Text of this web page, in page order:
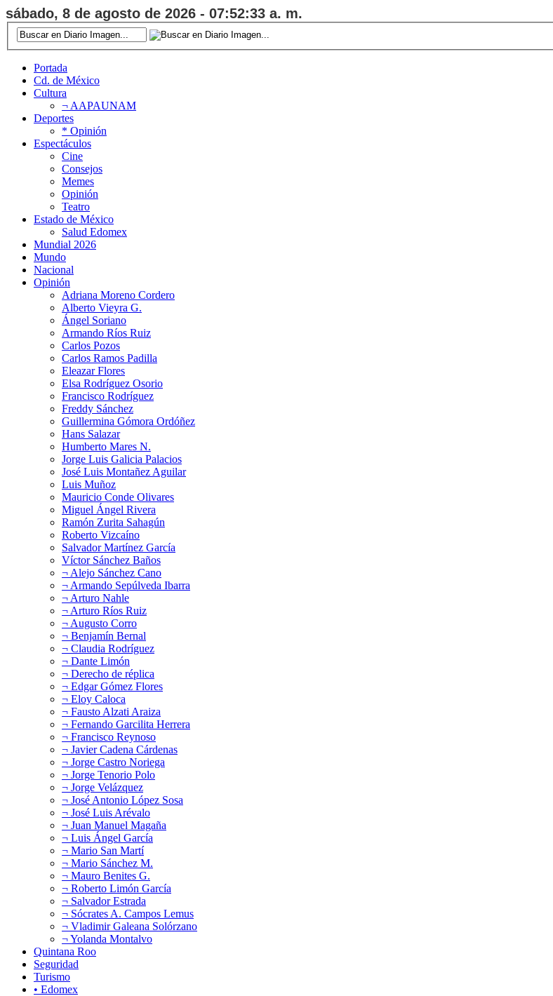
sábado, 8 de agosto de 2026 - 07:52:33 a. m.
Portada
Cd. de México
Cultura
¬ AAPAUNAM
Deportes
* Opinión
Espectáculos
Cine
Consejos
Memes
Opinión
Teatro
Estado de México
Salud Edomex
Mundial 2026
Mundo
Nacional
Opinión
Adriana Moreno Cordero
Alberto Vieyra G.
Ángel Soriano
Armando Ríos Ruiz
Carlos Pozos
Carlos Ramos Padilla
Eleazar Flores
Elsa Rodríguez Osorio
Francisco Rodríguez
Freddy Sánchez
Guillermina Gómora Ordóñez
Hans Salazar
Humberto Mares N.
Jorge Luis Galicia Palacios
José Luis Montañez Aguilar
Luis Muñoz
Mauricio Conde Olivares
Miguel Ángel Rivera
Ramón Zurita Sahagún
Roberto Vizcaíno
Salvador Martínez García
Víctor Sánchez Baños
¬ Alejo Sánchez Cano
¬ Armando Sepúlveda Ibarra
¬ Arturo Nahle
¬ Arturo Ríos Ruiz
¬ Augusto Corro
¬ Benjamín Bernal
¬ Claudia Rodríguez
¬ Dante Limón
¬ Derecho de réplica
¬ Edgar Gómez Flores
¬ Eloy Caloca
¬ Fausto Alzati Araiza
¬ Fernando Garcilita Herrera
¬ Francisco Reynoso
¬ Javier Cadena Cárdenas
¬ Jorge Castro Noriega
¬ Jorge Tenorio Polo
¬ Jorge Velázquez
¬ José Antonio López Sosa
¬ José Luis Arévalo
¬ Juan Manuel Magaña
¬ Luis Ángel García
¬ Mario San Martí
¬ Mario Sánchez M.
¬ Mauro Benites G.
¬ Roberto Limón García
¬ Salvador Estrada
¬ Sócrates A. Campos Lemus
¬ Vladimir Galeana Solórzano
¬ Yolanda Montalvo
Quintana Roo
Seguridad
Turismo
• Edomex